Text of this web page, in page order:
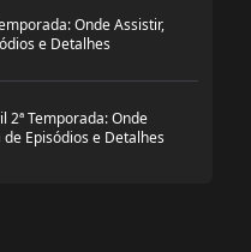
Onde Assistir,
e Detalhes
2ª Temporada: Onde
Episódios e Detalhes